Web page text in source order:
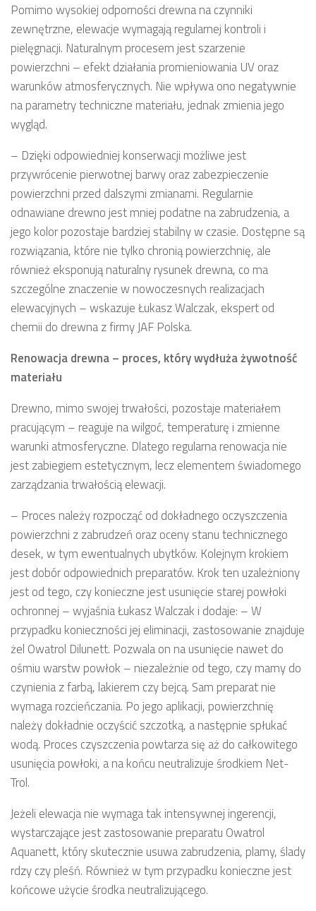
Pomimo wysokiej odporności drewna na czynniki
zewnętrzne, elewacje wymagają regularnej kontroli i
pielęgnacji. Naturalnym procesem jest szarzenie
powierzchni – efekt działania promieniowania UV oraz
warunków atmosferycznych. Nie wpływa ono negatywnie
na parametry techniczne materiału, jednak zmienia jego
wygląd.
– Dzięki odpowiedniej konserwacji możliwe jest
przywrócenie pierwotnej barwy oraz zabezpieczenie
powierzchni przed dalszymi zmianami. Regularnie
odnawiane drewno jest mniej podatne na zabrudzenia, a
jego kolor pozostaje bardziej stabilny w czasie. Dostępne są
rozwiązania, które nie tylko chronią powierzchnię, ale
również eksponują naturalny rysunek drewna, co ma
szczególne znaczenie w nowoczesnych realizacjach
elewacyjnych – wskazuje Łukasz Walczak, ekspert od
chemii do drewna z firmy JAF Polska.
Renowacja drewna – proces, który wydłuża żywotność
materiału
Drewno, mimo swojej trwałości, pozostaje materiałem
pracującym – reaguje na wilgoć, temperaturę i zmienne
warunki atmosferyczne. Dlatego regularna renowacja nie
jest zabiegiem estetycznym, lecz elementem świadomego
zarządzania trwałością elewacji.
– Proces należy rozpocząć od dokładnego oczyszczenia
powierzchni z zabrudzeń oraz oceny stanu technicznego
desek, w tym ewentualnych ubytków. Kolejnym krokiem
jest dobór odpowiednich preparatów. Krok ten uzależniony
jest od tego, czy konieczne jest usunięcie starej powłoki
ochronnej – wyjaśnia Łukasz Walczak i dodaje: – W
przypadku konieczności jej eliminacji, zastosowanie znajduje
żel Owatrol Dilunett. Pozwala on na usunięcie nawet do
ośmiu warstw powłok – niezależnie od tego, czy mamy do
czynienia z farbą, lakierem czy bejcą. Sam preparat nie
wymaga rozcieńczania. Po jego aplikacji, powierzchnię
należy dokładnie oczyścić szczotką, a następnie spłukać
wodą. Proces czyszczenia powtarza się aż do całkowitego
usunięcia powłoki, a na końcu neutralizuje środkiem Net-
Trol.
Jeżeli elewacja nie wymaga tak intensywnej ingerencji,
wystarczające jest zastosowanie preparatu Owatrol
Aquanett, który skutecznie usuwa zabrudzenia, plamy, ślady
rdzy czy pleśń. Również w tym przypadku konieczne jest
końcowe użycie środka neutralizującego.